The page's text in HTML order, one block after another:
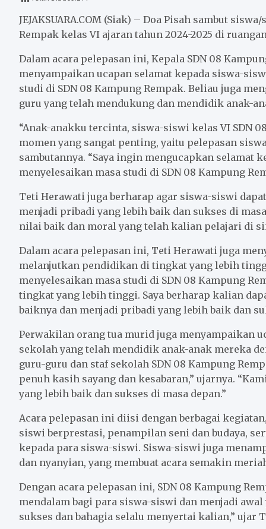
c
e
b
o
k
i
t
t
r
a
i
l
t
s
p
p
e
r
e
JEJAKSUARA.COM (Siak) – Doa Pisah sambut
Rempak kelas VI ajaran tahun 2024-2025 di
Dalam acara pelepasan ini, Kepala SDN 08
menyampaikan ucapan selamat kepada siswa-
studi di SDN 08 Kampung Rempak. Beliau juga
guru yang telah mendukung dan mendidik anak-
“Anak-anakku tercinta, siswa-siswi kelas VI SDN
momen yang sangat penting, yaitu pelepasan
sambutannya. “Saya ingin mengucapkan selamat
menyelesaikan masa studi di SDN 08 Kampung
Teti Herawati juga berharap agar siswa-siswi
menjadi pribadi yang lebih baik dan sukses di
nilai baik dan moral yang telah kalian pelajari di
Dalam acara pelepasan ini, Teti Herawati juga
melanjutkan pendidikan di tingkat yang lebih
menyelesaikan masa studi di SDN 08 Kampung
tingkat yang lebih tinggi. Saya berharap kalian
baiknya dan menjadi pribadi yang lebih baik dan
Perwakilan orang tua murid juga menyampaikan
sekolah yang telah mendidik anak-anak mereka
guru-guru dan staf sekolah SDN 08 Kampung
penuh kasih sayang dan kesabaran,” ujarnya.
yang lebih baik dan sukses di masa depan.”
Acara pelepasan ini diisi dengan berbagai
siswi berprestasi, penampilan seni dan budaya,
kepada para siswa-siswi. Siswa-siswi juga
dan nyanyian, yang membuat acara semakin
Dengan acara pelepasan ini, SDN 08 Kampung
mendalam bagi para siswa-siswi dan menjadi
sukses dan bahagia selalu menyertai kalian,” ujar